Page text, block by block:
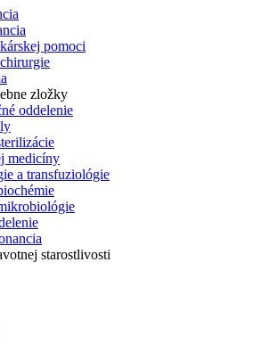
pomoci
zložky
oddelenie
medicíny
a transfuziológie
starostlivosti